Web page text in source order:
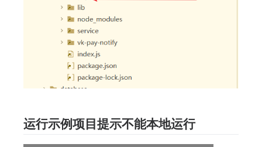
运行示例项目提示不能本地运行